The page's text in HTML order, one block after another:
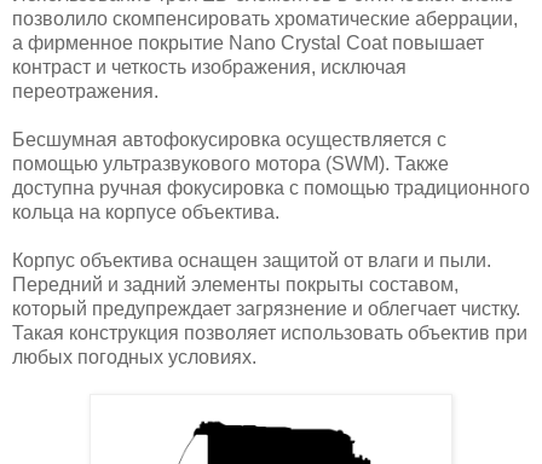
позволило скомпенсировать хроматические аберрации,
а фирменное покрытие Nano Crystal Coat повышает
контраст и четкость изображения, исключая
переотражения.
Бесшумная автофокусировка осуществляется с
помощью ультразвукового мотора (SWM). Также
доступна ручная фокусировка с помощью традиционного
кольца на корпусе объектива.
Корпус объектива оснащен защитой от влаги и пыли.
Передний и задний элементы покрыты составом,
который предупреждает загрязнение и облегчает чистку.
Такая конструкция позволяет использовать объектив при
любых погодных условиях.